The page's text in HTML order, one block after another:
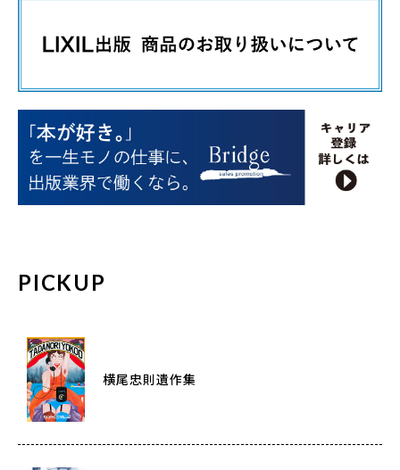
PICKUP
横尾忠則遺作集